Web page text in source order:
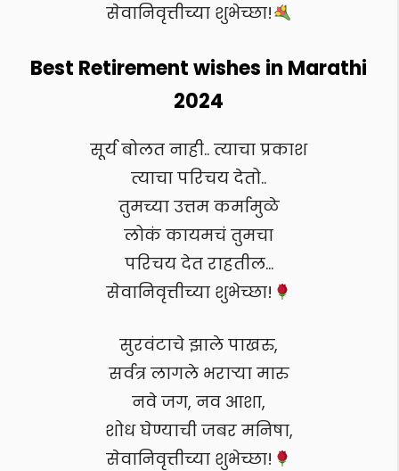
सेवानिवृत्तीच्या शुभेच्छा!
Best Retirement wishes in Marathi
2024
सूर्य बोलत नाही.. त्याचा प्रकाश
त्याचा परिचय देतो..
तुमच्या उत्तम कर्मामुळे
लोकं कायमचं तुमचा
परिचय देत राहतील…
सेवानिवृत्तीच्या शुभेच्छा!
सुरवंटाचे झाले पाखरु,
सर्वत्र लागले भराऱ्या मारु
नवे जग, नव आशा,
शोध घेण्याची जबर मनिषा,
सेवानिवृत्तीच्या शुभेच्छा!